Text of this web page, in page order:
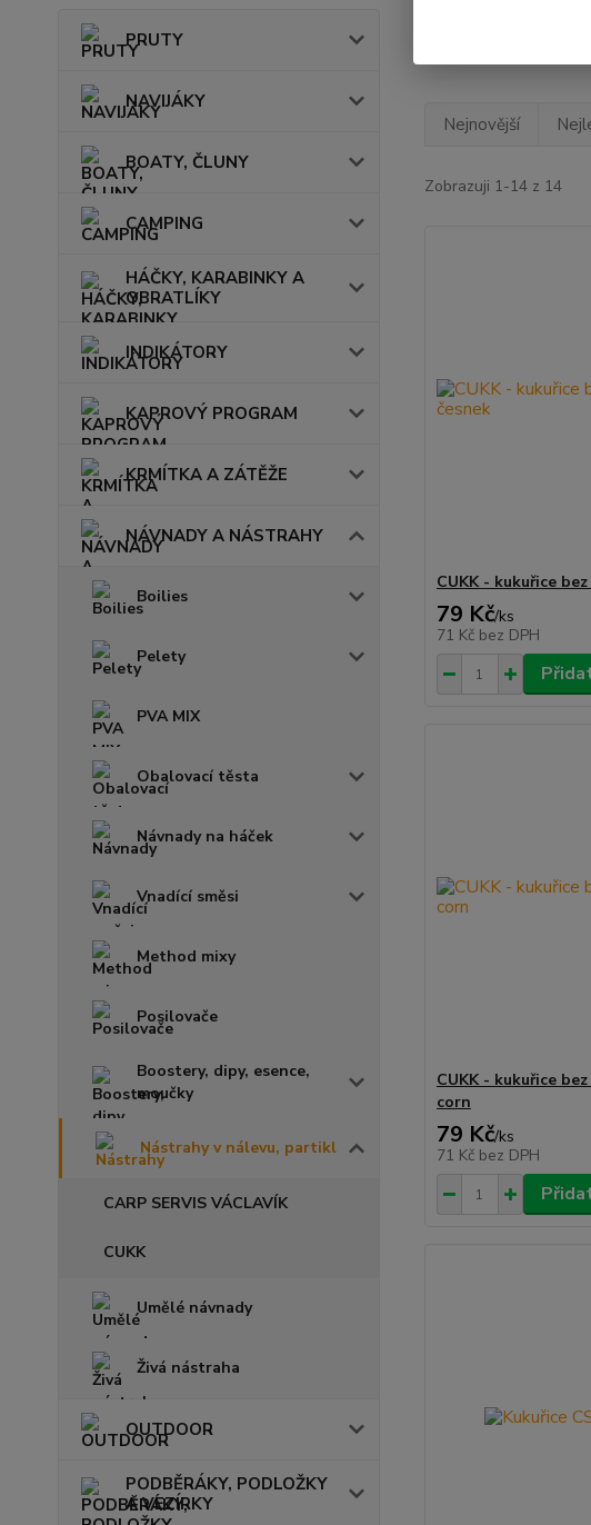
PRUTY
NAVIJÁKY
BOATY, ČLUNY
CAMPING
HÁČKY, KARABINKY A
OBRATLÍKY
INDIKÁTORY
KAPROVÝ PROGRAM
KRMÍTKA A ZÁTĚŽE
NÁVNADY A NÁSTRAHY
Boilies
Pelety
PVA MIX
Obalovací těsta
Návnady na háček
Vnadící směsi
Method mixy
Posilovače
Boostery, dipy, esence,
moučky
Nástrahy v nálevu, partikl
CARP SERVIS VÁCLAVÍK
CUKK
Umělé návnady
Živá nástraha
OUTDOOR
PODBĚRÁKY, PODLOŽKY
A VEZÍRKY
Nejnovější
Zobrazuji 1-14 z 14
CUKK - kukuřice
79 Kč/ks
71 Kč bez DPH
CUKK - kukuřice
corn
79 Kč/ks
71 Kč bez DPH